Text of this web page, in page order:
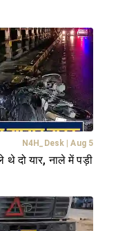
N4H_Desk Aug 5
थे दो यार, नाले में पड़ी